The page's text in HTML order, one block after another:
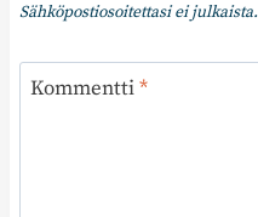
Sähköpostiosoitettasi ei julkaista.
Kommentti*